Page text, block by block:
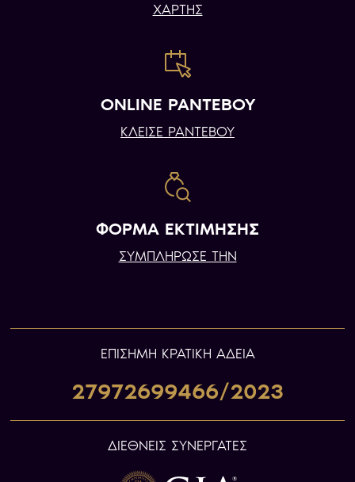
ΧΑΡΤΗΣ
ONLINE ΡΑΝΤΕΒΟΥ
ΚΛΕΙΣΕ ΡΑΝΤΕΒΟΥ
ΦΟΡΜΑ ΕΚΤΙΜΗΣΗΣ
ΣΥΜΠΛΗΡΩΣΕ ΤΗΝ
ΕΠIΣΗΜΗ ΚΡΑΤΙΚΗ ΑΔΕΙΑ
27972699466/2023
ΔΙΕΘΝΕΙΣ ΣΥΝΕΡΓΑΤΕΣ